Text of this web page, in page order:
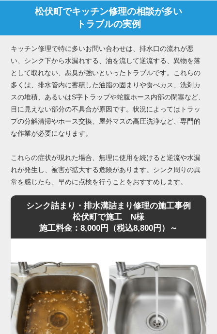
松伏町でキッチン修理の相談が多い
トラブルの実例
キッチン修理で特に多いお問い合わせは、排水口の流れが悪
い、シンク下から水漏れする、油を流して逆流する、異物を落
として取れない、悪臭が強いといったトラブルです。これらの
多くは、排水管内に蓄積した油脂の固まりや食べカス、洗剤カ
スの堆積、あるいはS字トラップや蛇腹ホース内部の閉塞など、
目に見えない部分の不具合が原因です。状況によってはトラッ
プの分解清掃やホース交換、屋外マスの高圧洗浄など、専門的
な作業が必要になります。
これらの症状が現れた場合、無理に使用を続けると逆流や水漏
れが発生し、被害が拡大する危険があります。シンク周りの異
常を感じたら、早めに点検を行うことをおすすめします。
シンク詰まり・排水溝詰まり修理の施工事例
松伏町で施工 N様
施工料金：8,000円（税込8,800円）～